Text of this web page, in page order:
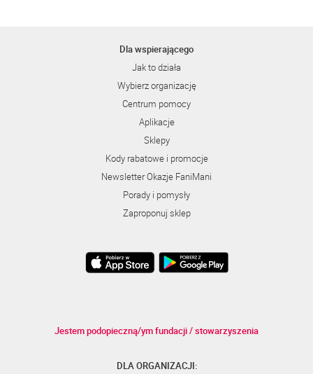
Dla wspierającego
Jak to działa
Wybierz organizację
Centrum pomocy
Aplikacje
Sklepy
Kody rabatowe i promocje
Newsletter Okazje FaniMani
Porady i pomysły
Zaproponuj sklep
Jestem podopieczną/ym fundacji / stowarzyszenia
DLA ORGANIZACJI: